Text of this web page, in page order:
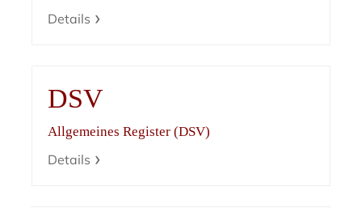
Details
DSV
Allgemeines Register (DSV)
Details